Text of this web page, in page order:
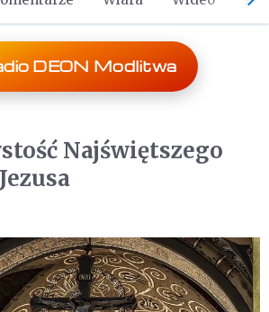
DEON Modlitwa
Najświętszego